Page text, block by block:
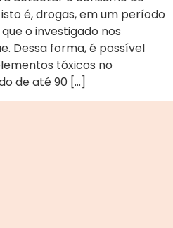
é, drogas, em um período
o investigado nos
Dessa forma, é possível
tóxicos no
de até 90 […]